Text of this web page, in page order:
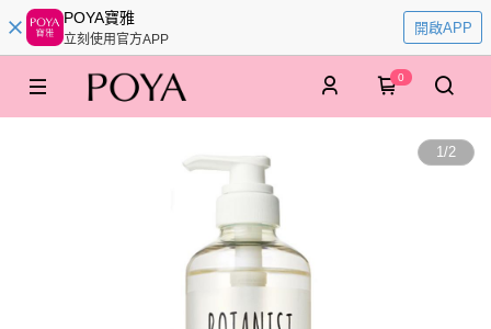
POYA寶雅
立刻使用官方APP
開啟APP
0
1/2